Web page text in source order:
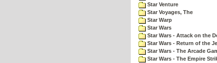
Star Venture
Star Voyages, The
Star Warp
Star Wars
Star Wars - Attack on the
Star Wars - Return of the
Star Wars - The Arcade
Star Wars - The Empire